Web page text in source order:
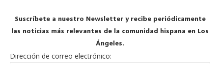
Suscríbete a nuestro Newsletter y recibe periódicamente
las noticias más relevantes de la comunidad hispana en Los
Ángeles.
Dirección de correo electrónico: